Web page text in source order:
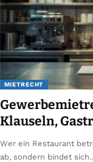
MIETRECHT
Klauseln,
Wer ein Restaurant
ab, sondern bindet sich